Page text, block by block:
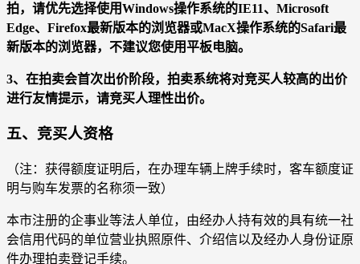
拍，请优先选择使用Windows操作系统的IE11、Microsoft
Edge、Firefox最新版本的浏览器或MacX操作系统的Safari最
新版本的浏览器，不建议您使用平板电脑。
3、在拍卖会首次出价阶段，拍卖系统将对竞买人较高的出价
进行友情提示，请竞买人理性出价。
五、竞买人资格
（注：获得额度证明后，在办理车辆上牌手续时，客车额度证
明与购车发票的名称须一致）
本市注册的企事业等法人单位，由经办人持有效的具有统一社
会信用代码的单位营业执照原件、介绍信以及经办人身份证原
件办理拍卖登记手续。